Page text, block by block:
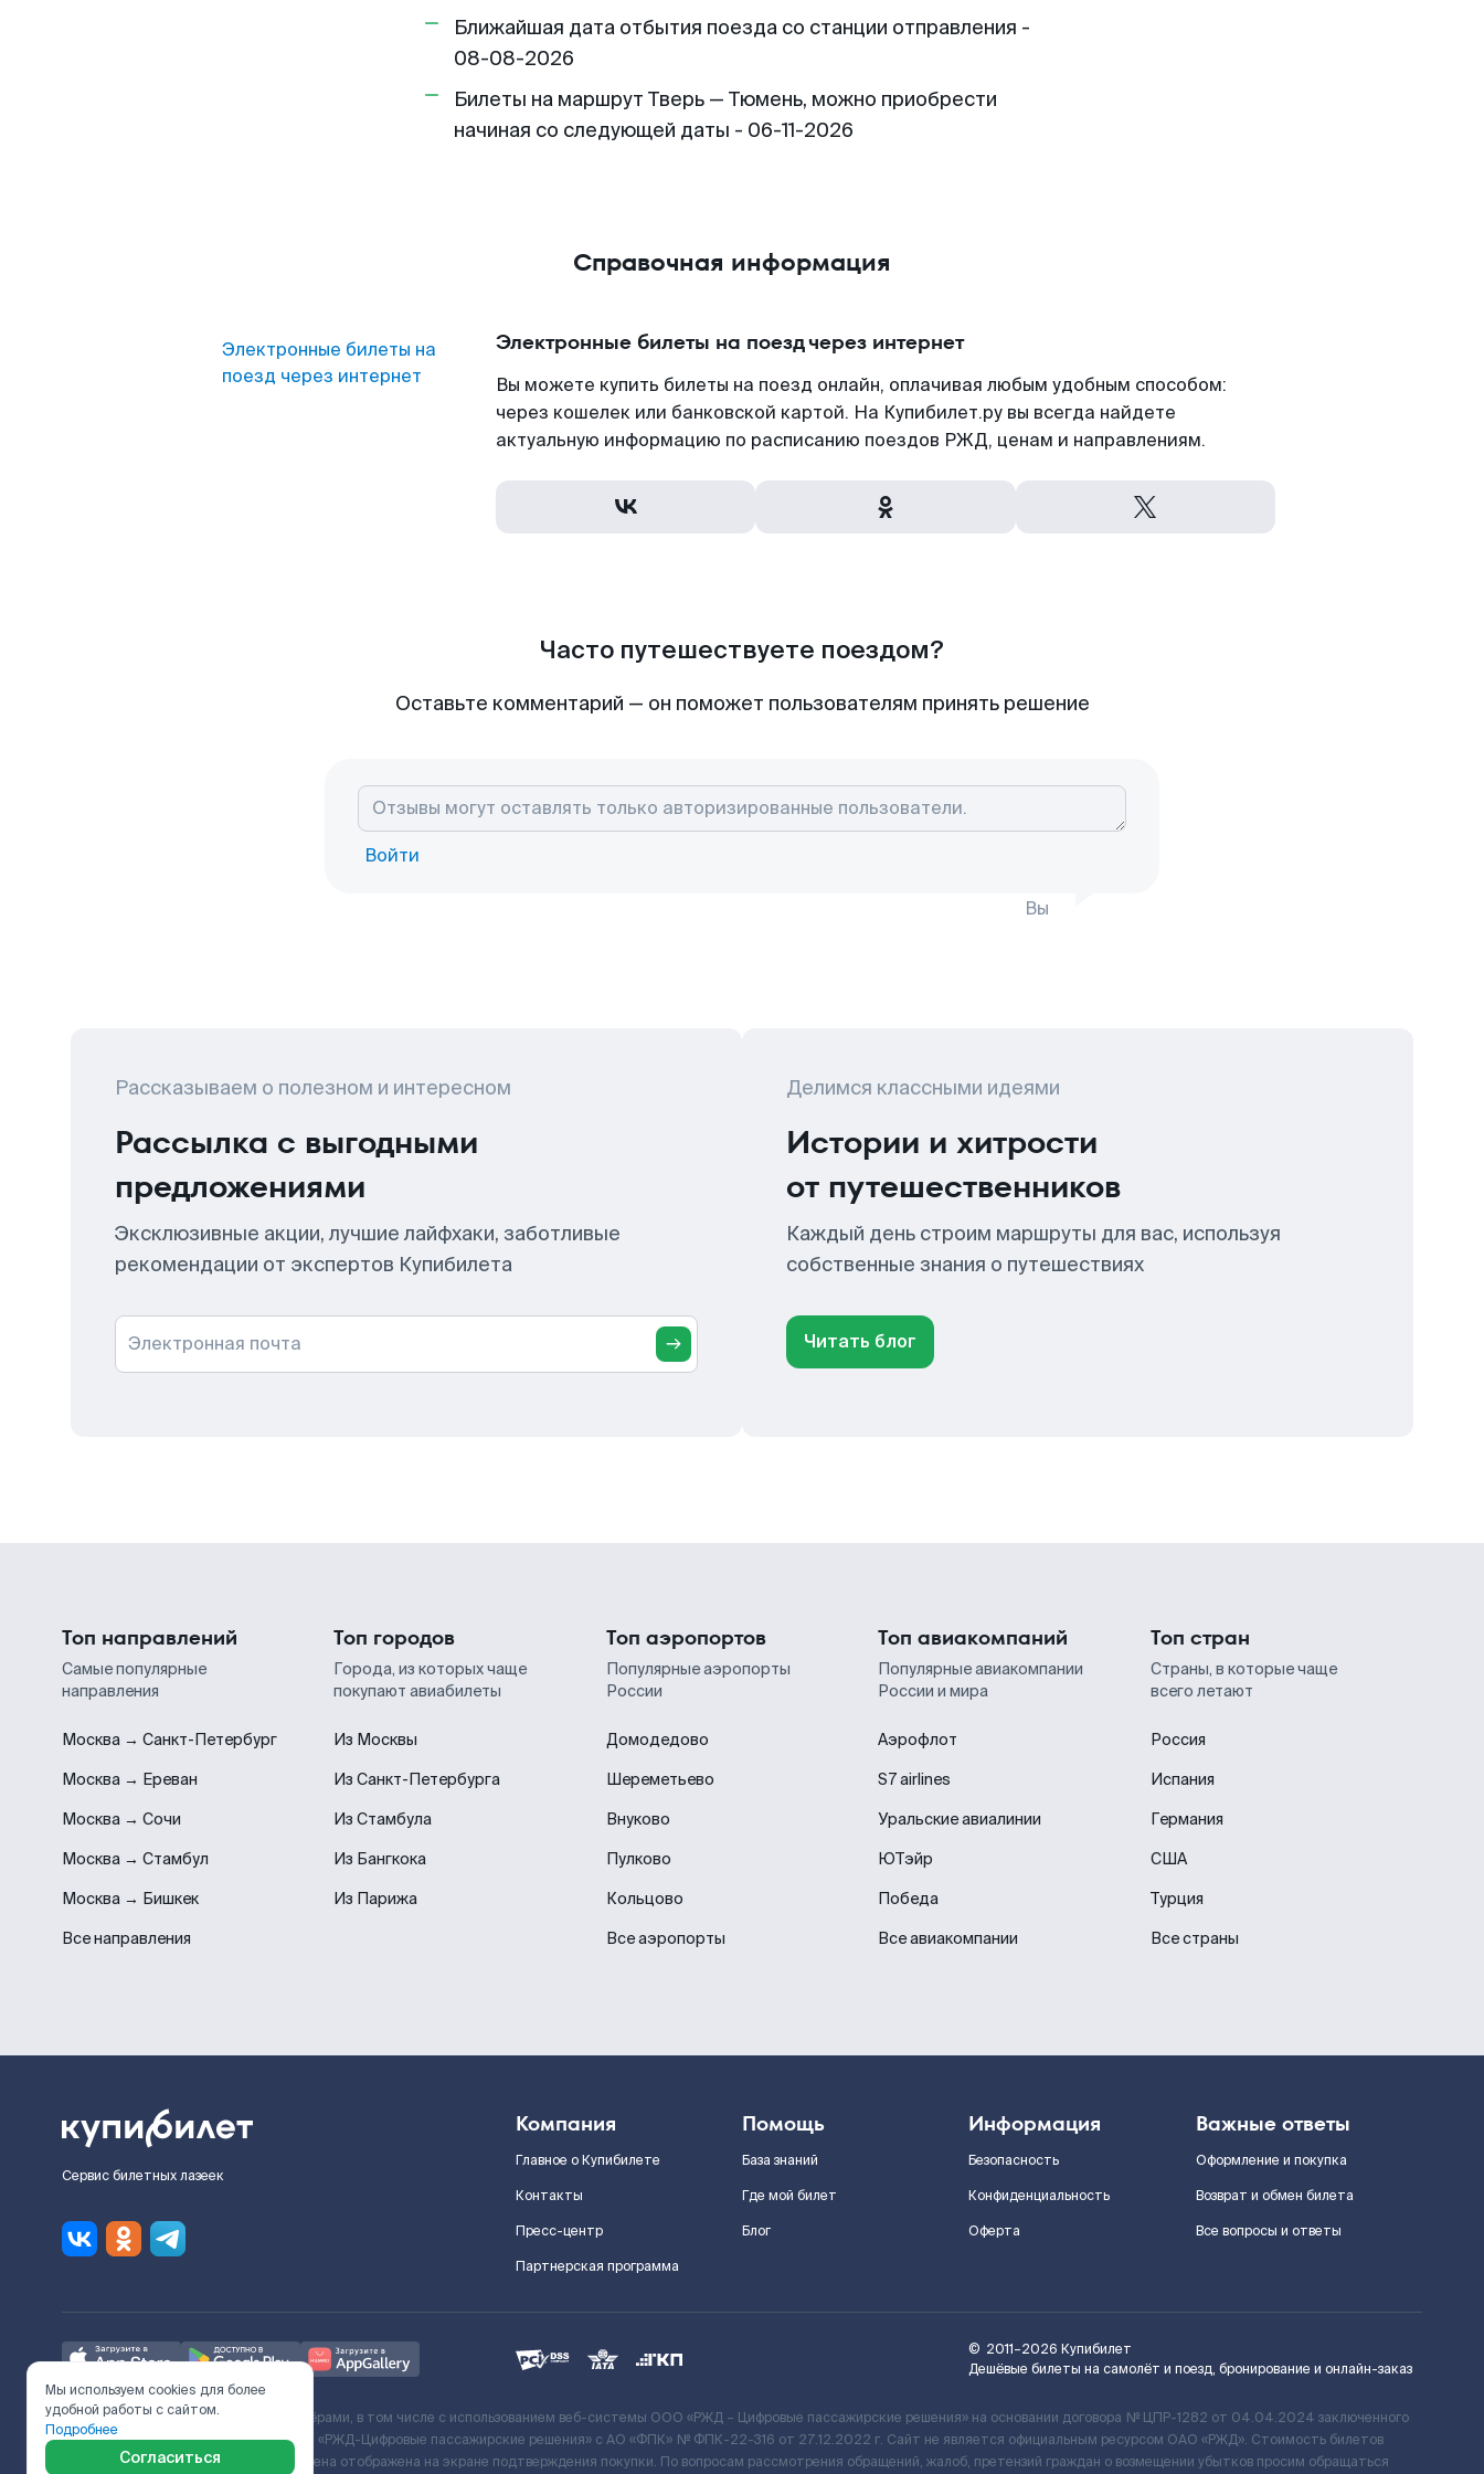
Ближайшая дата отбытия поезда со станции отправления -
08-08-2026
Билеты на маршрут Тверь — Тюмень, можно приобрести
начиная со следующей даты - 06-11-2026
Справочная информация
Электронные билеты на
поезд через интернет
Электронные билеты на поезд через интернет
Вы можете купить билеты на поезд онлайн, оплачивая любым удобным способом:
через кошелек или банковской картой. На Купибилет.ру вы всегда найдете
актуальную информацию по расписанию поездов РЖД, ценам и направлениям.
Часто путешествуете поездом?
Оставьте комментарий — он поможет пользователям принять решение
Войти
Вы
Рассказываем о полезном и интересном
Рассылка с выгодными
предложениями
Эксклюзивные акции, лучшие лайфхаки, заботливые
рекомендации от экспертов Купибилета
Электронная почта
Делимся классными идеями
Истории и хитрости
от путешественников
Каждый день строим маршруты для вас, используя
собственные знания о путешествиях
Читать блог
Топ направлений
Самые популярные
направления
Москва → Санкт-Петербург
Москва → Ереван
Москва → Сочи
Москва → Стамбул
Москва → Бишкек
Все направления
Топ городов
Города, из которых чаще
покупают авиабилеты
Из Москвы
Из Санкт-Петербурга
Из Стамбула
Из Бангкока
Из Парижа
Топ аэропортов
Популярные аэропорты
России
Домодедово
Шереметьево
Внуково
Пулково
Кольцово
Все аэропорты
Топ авиакомпаний
Популярные авиакомпании
России и мира
Аэрофлот
S7 airlines
Уральские авиалинии
ЮТэйр
Победа
Все авиакомпании
Топ стран
Страны, в которые чаще
всего летают
Россия
Испания
Германия
США
Турция
Все страны
Сервис билетных лазеек
Компания
Главное о Купибилете
Контакты
Пресс-центр
Партнерская программа
Помощь
База знаний
Где мой билет
Блог
Информация
Безопасность
Конфиденциальность
Оферта
Важные ответы
Оформление и покупка
Возврат и обмен билета
Все вопросы и ответы
© 2011–2026 Купибилет
Дешёвые билеты на самолёт и поезд, бронирование и онлайн-заказ
Ж/Д билеты предоставляются партнёрами, в том числе с использованием веб-системы ООО «РЖД – Цифровые пассажирские решения» на основании договора № ЦПР-1282 от 04.04.2024 заключенного
с Поставщиком услуг и Договора ООО «РЖД-Цифровые пассажирские решения» c АО «ФПК» № ФПК-22-316 от 27.12.2022 г. Сайт не является официальным ресурсом ОАО «РЖД». Стоимость билетов
включает сервисный сбор. Итоговая цена отображена на экране подтверждения покупки. По вопросам рассмотрения обращений, жалоб, претензий граждан о возмещении убытков просим обращаться
Мы используем cookies для более
удобной работы с сайтом.
Подробнее
Согласиться